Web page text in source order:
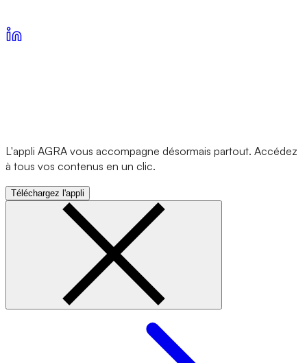
L'appli AGRA vous accompagne désormais partout. Accédez
à tous vos contenus en un clic.
Téléchargez l'appli